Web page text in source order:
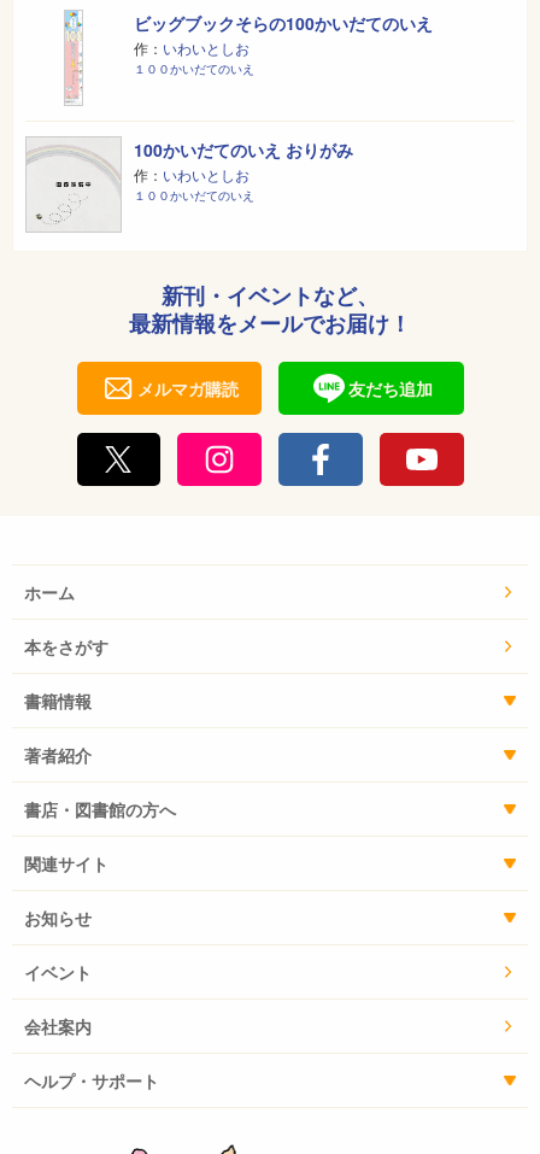
ビッグブックそらの100かいだてのいえ
作： いわいとしお
１００かいだてのいえ
100かいだてのいえ おりがみ
作： いわいとしお
１００かいだてのいえ
新刊・イベントなど、
最新情報をメールでお届け！
メルマガ購読 友だち追加
ホーム
本をさがす
書籍情報
著者紹介
書店・図書館の方へ
関連サイト
お知らせ
イベント
会社案内
ヘルプ・サポート